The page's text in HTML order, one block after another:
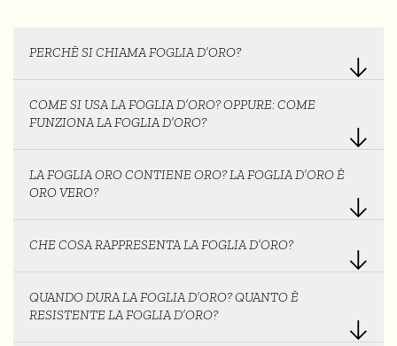
PERCHÈ SI CHIAMA FOGLIA D’ORO?
COME SI USA LA FOGLIA D’ORO? OPPURE: COME
FUNZIONA LA FOGLIA D’ORO?
LA FOGLIA ORO CONTIENE ORO? LA FOGLIA D’ORO È
ORO VERO?
CHE COSA RAPPRESENTA LA FOGLIA D’ORO?
QUANDO DURA LA FOGLIA D’ORO? QUANTO È
RESISTENTE LA FOGLIA D’ORO?